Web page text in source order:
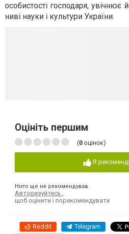
особистості господаря, увічнює
ниві науки і культури України.
Оцініть першим
(0 оцінок)
Я
Ніхто ще не рекомендував
Авторизуйтесь
щоб оцінити і порекомендувати
Reddit Telegram